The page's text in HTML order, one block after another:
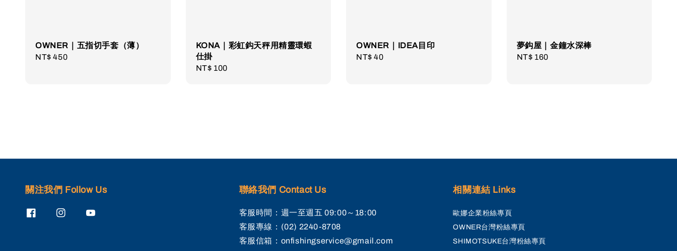
OWNER｜五指切手套（薄）
Regular
NT$ 450
KONA｜彩虹鈎天秤用精靈環蝦
仕掛
Regular
NT$ 100
OWNER｜IDEA目印
Regular
NT$ 40
夢鈎屋｜金鐘水深棒
Regular
NT$ 160
關注我們 Follow Us 聯絡我們 Contact Us
客服時間：週一至週五 09:00～18:00
客服專線：(02) 2240-8708
客服信箱：onfishingservice@gmail.com
相關連結 Links
歐娜企業粉絲專頁
OWNER台灣粉絲專頁
SHIMOTSUKE台灣粉絲專頁